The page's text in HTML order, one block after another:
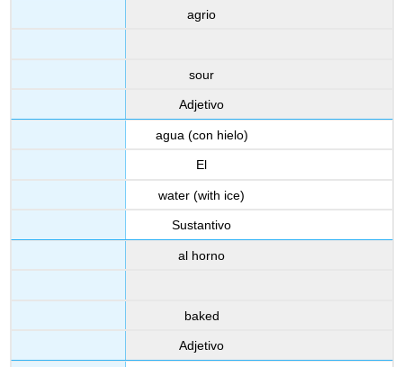
agrio
sour
Adjetivo
agua (con hielo)
El
water (with ice)
Sustantivo
al horno
baked
Adjetivo